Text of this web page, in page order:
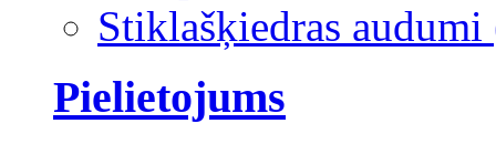
Stiklašķiedras audumi
Pielietojums